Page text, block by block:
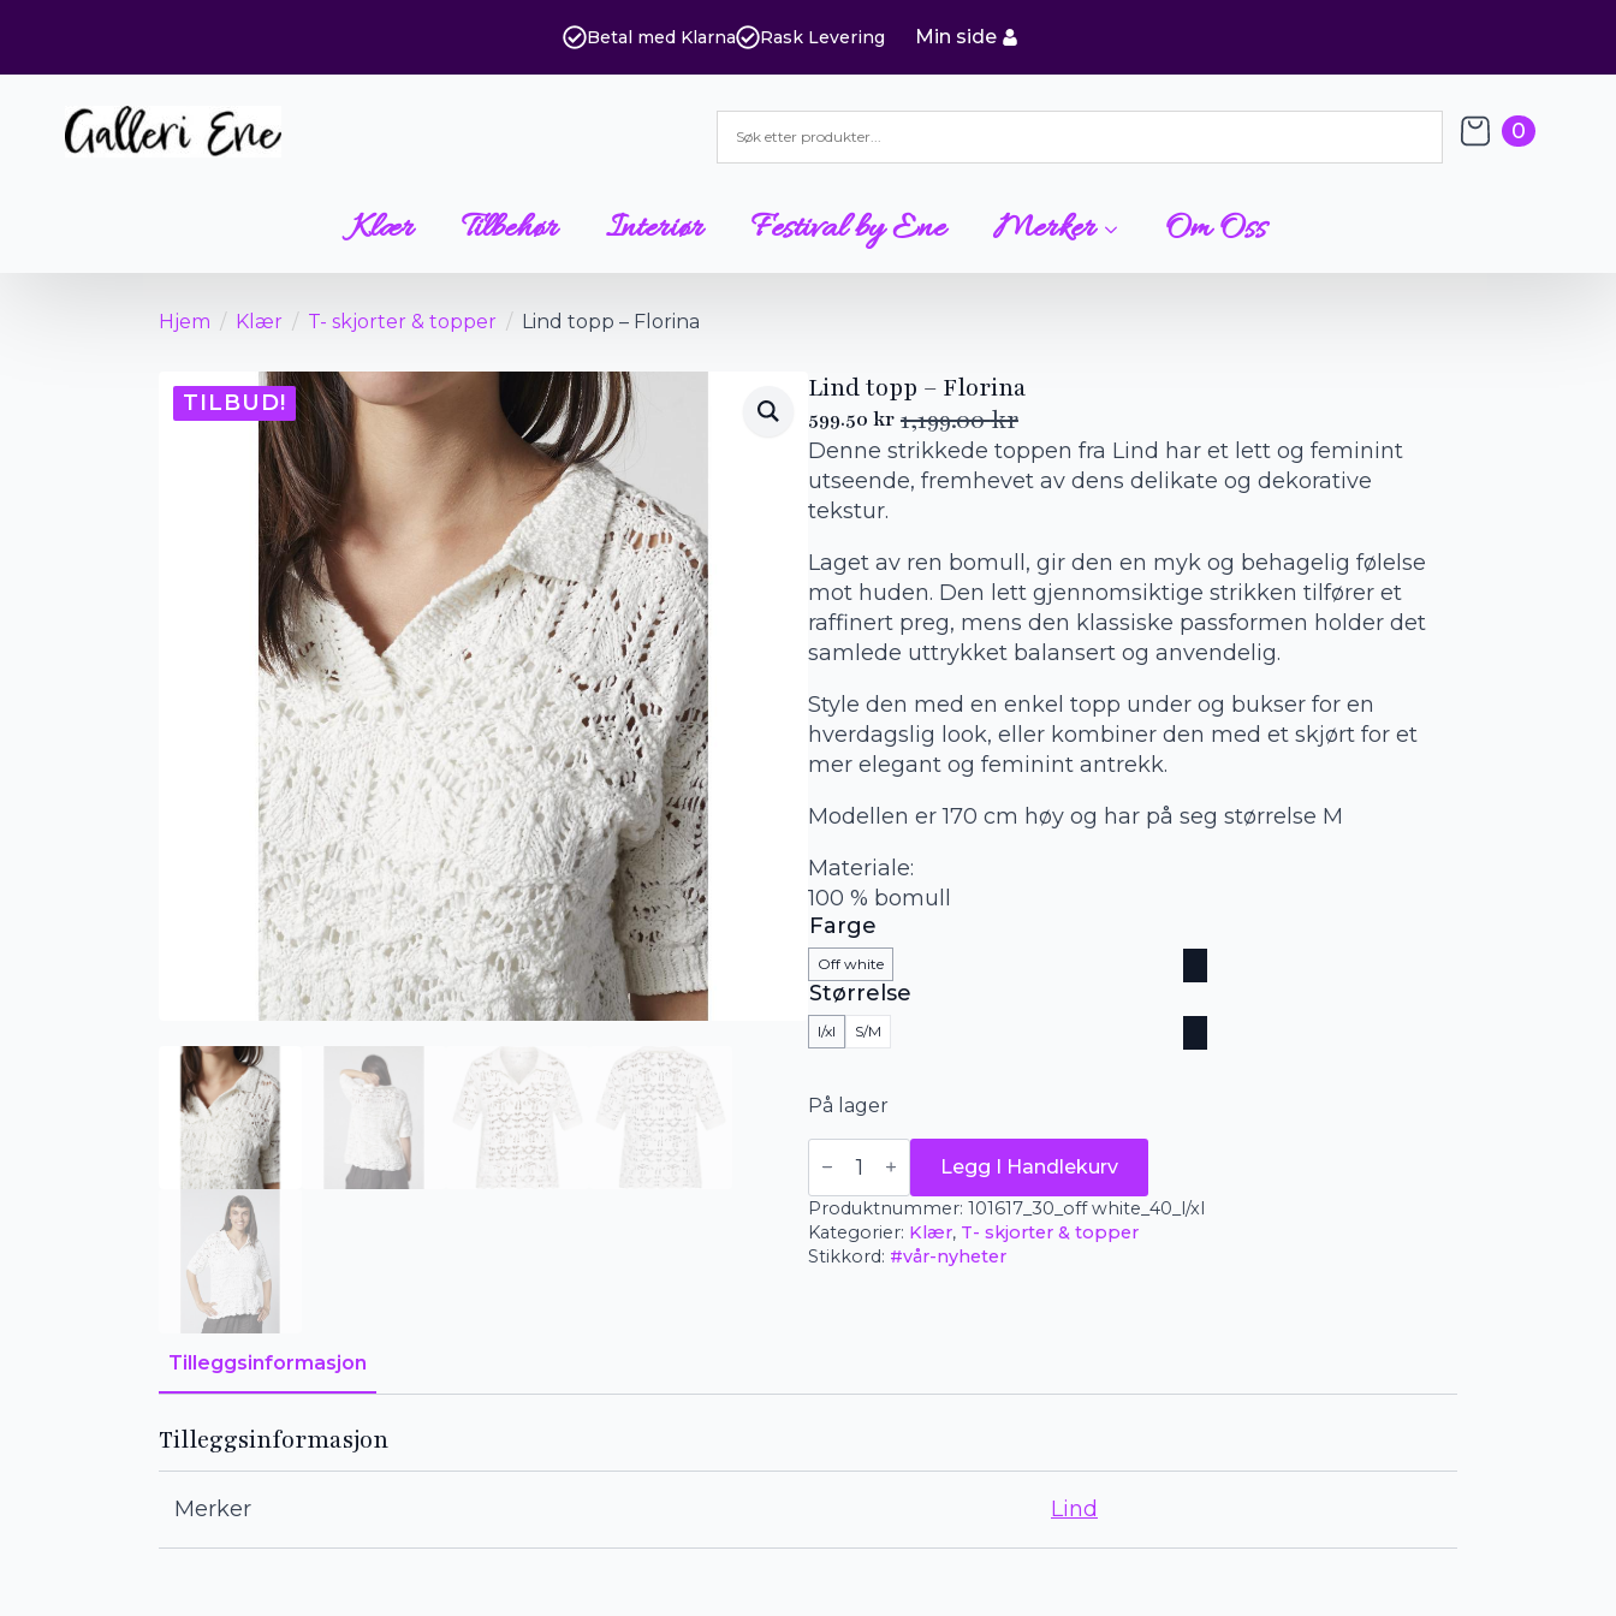
Betal med Klarna Rask Levering Min side
0
Klær Tilbehør Interiør Festival by Ene Merker Om Oss
Hjem Klær T- skjorter & topper Lind topp – Florina
TILBUD!
Lind topp – Florina
1,199.00kr
Opprinnelig
pris
var:
1,199.00 kr.
599.50 kr
Nåværende
pris
er:
599.50 kr.
Denne strikkede toppen fra Lind har et lett og feminint
utseende, fremhevet av dens delikate og dekorative
tekstur.
Laget av ren bomull, gir den en myk og behagelig følelse
mot huden. Den lett gjennomsiktige strikken tilfører et
raffinert preg, mens den klassiske passformen holder det
samlede uttrykket balansert og anvendelig.
Style den med en enkel topp under og bukser for en
hverdagslig look, eller kombiner den med et skjørt for et
mer elegant og feminint antrekk.
Modellen er 170 cm høy og har på seg størrelse M
Materiale:
100 % bomull
Farge
Off white
Størrelse
l/xl S/M
På lager
Lind
topp
-
Florina
antall
Legg I Handlekurv
Produktnummer: 101617_30_off white_40_l/xl
Kategorier: Klær, T- skjorter & topper
Stikkord: #vår-nyheter
Tilleggsinformasjon
Tilleggsinformasjon
Merker Lind